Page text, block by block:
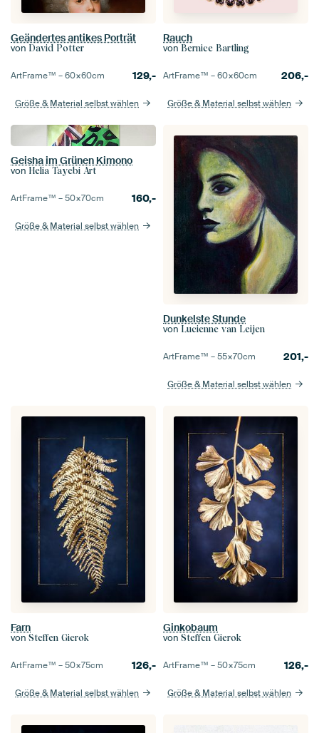
Geändertes antikes Porträt
von David Potter
ArtFrame™ –60×60cm 129,-
Größe & Material selbst wählen
Rauch
von Bernice Bartling
ArtFrame™ –60×60cm 206,-
Größe & Material selbst wählen
Geisha im Grünen Kimono
von Helia Tayebi Art
ArtFrame™ –50×70cm 160,-
Größe & Material selbst wählen
Dunkelste Stunde
von Lucienne van Leijen
ArtFrame™ –55×70cm 201,-
Größe & Material selbst wählen
Farn
von Steffen Gierok
ArtFrame™ –50×75cm 126,-
Größe & Material selbst wählen
Ginkobaum
von Steffen Gierok
ArtFrame™ –50×75cm 126,-
Größe & Material selbst wählen